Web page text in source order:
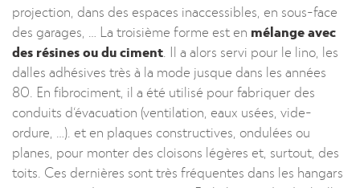
projection, dans des espaces inaccessibles, en sous-face
des garages, … La troisième forme est en mélange avec
des résines ou du ciment . Il a alors servi pour le lino, les
dalles adhésives très à la mode jusque dans les années
80. En fibrociment, il a été utilisé pour fabriquer des
conduits d’évacuation (ventilation, eaux usées, vide-
ordure, …). et en plaques constructives, ondulées ou
planes, pour monter des cloisons légères et, surtout, des
toits. Ces dernières sont très fréquentes dans les hangars